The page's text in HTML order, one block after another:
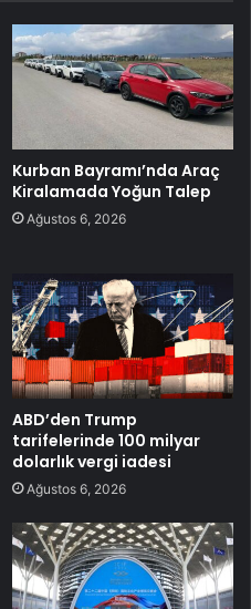
Kurban Bayramı’nda Araç
Kiralamada Yoğun Talep
Ağustos 6, 2026
ABD’den Trump
tarifelerinde 100 milyar
dolarlık vergi iadesi
Ağustos 6, 2026